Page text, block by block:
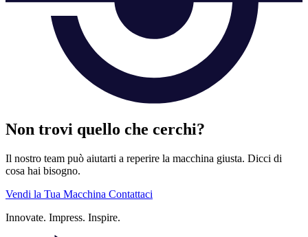
Non trovi quello che cerchi?
Il nostro team può aiutarti a reperire la macchina giusta. Dicci di
cosa hai bisogno.
Vendi la Tua Macchina Contattaci
Innovate. Impress. Inspire.